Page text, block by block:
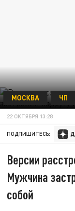
МОСКВА ЧП
22 ОКТЯБРЯ 13:28
ПОДПИШИТЕСЬ:
Версии
Мужчина
собой